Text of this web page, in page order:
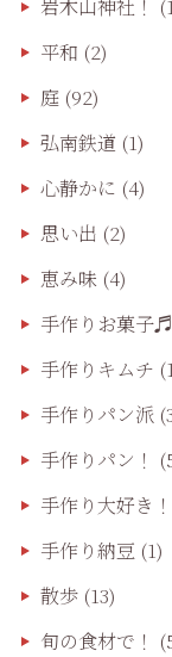
岩木山神社！
平和 (2)
庭(92)
弘南鉄道 (1)
心静かに (4)
思い出 (2)
恵み味(4)
手作りお菓子♬
手作りキムチ
手作りパン派
手作りパン！
手作り大好き！
手作り納豆 (1)
散歩(13)
旬の食材で！